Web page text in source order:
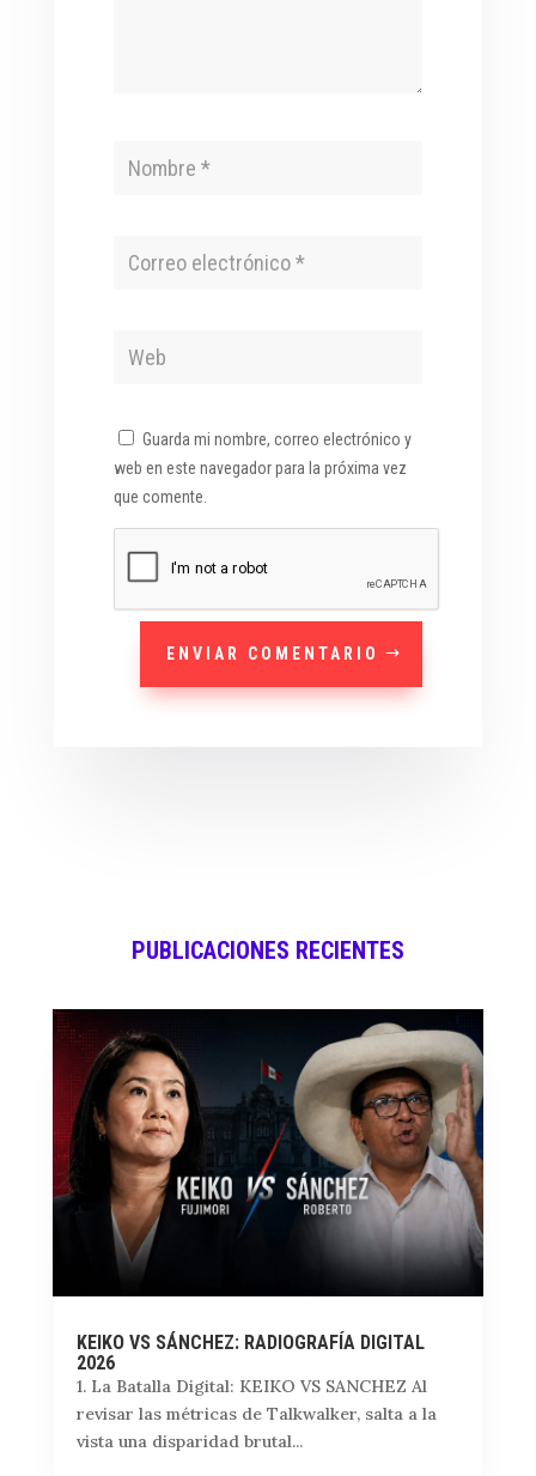
Guarda mi nombre, correo electrónico y
web en este navegador para la próxima vez
que comente.
ENVIAR COMENTARIO
PUBLICACIONES RECIENTES
KEIKO VS SÁNCHEZ: RADIOGRAFÍA DIGITAL
2026
1. La Batalla Digital: KEIKO VS SANCHEZ Al
revisar las métricas de Talkwalker, salta a la
vista una disparidad brutal...